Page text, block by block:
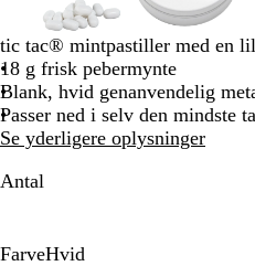
minus
til
at
zoome
piletasterne
til
minus
zoome
og
til
tic tac® mintpastiller med en
18 g frisk pebermynte
Blank, hvid genanvendelig
Passer ned i selv den mindste
Se yderligere oplysninger
Antal
FarveHvid